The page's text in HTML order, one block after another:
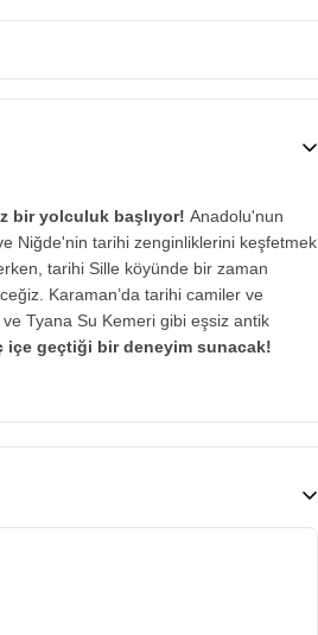
bir yolculuk başlıyor! Anadolu'nun
Niğde'nin tarihi zenginliklerini keşfetmek
tarihi Sille köyünde bir zaman
Karaman’da tarihi camiler ve
Tyana Su Kemeri gibi eşsiz antik
içe geçtiği bir deneyim sunacak!